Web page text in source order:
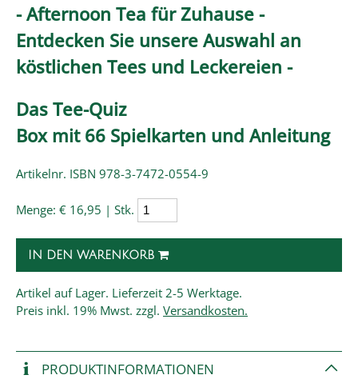
- Afternoon Tea für Zuhause -
Entdecken Sie unsere Auswahl an
köstlichen Tees und Leckereien -
Das Tee-Quiz
Box mit 66 Spielkarten und Anleitung
Artikelnr. ISBN 978-3-7472-0554-9
Menge: € 16,95 | Stk.
IN DEN WARENKORB
Artikel auf Lager. Lieferzeit 2-5 Werktage.
Preis inkl. 19% Mwst. zzgl. Versandkosten.
PRODUKT­INFORMATIONEN